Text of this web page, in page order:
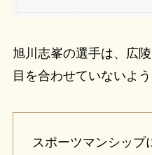
旭川志峯の選手は、広
目を合わせていないよう
スポーツマンシップ